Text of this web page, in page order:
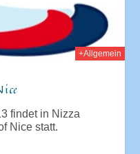
+Allgemein
findet in Nizza
Nice statt.